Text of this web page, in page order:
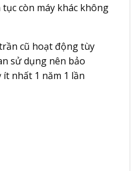
còn máy khác không
cũ hoạt động tùy
sử dụng nên bảo
nhất 1 năm 1 lần